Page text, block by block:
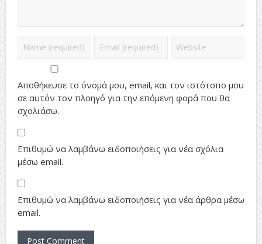
Αποθήκευσε το όνομά μου, email, και τον ιστότοπο μου
σε αυτόν τον πλοηγό για την επόμενη φορά που θα
σχολιάσω.
Επιθυμώ να λαμβάνω ειδοποιήσεις για νέα σχόλια
μέσω email.
Επιθυμώ να λαμβάνω ειδοποιήσεις για νέα άρθρα μέσω
email.